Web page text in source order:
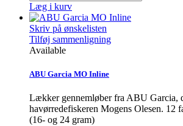
Læg i kurv
Skriv på ønskelisten
Tilføj sammenligning
Available
ABU Garcia MO Inline
Lækker gennemløber fra ABU Garcia,
havørredefiskeren Mogens Olesen. 12
(16- og 24 gram)